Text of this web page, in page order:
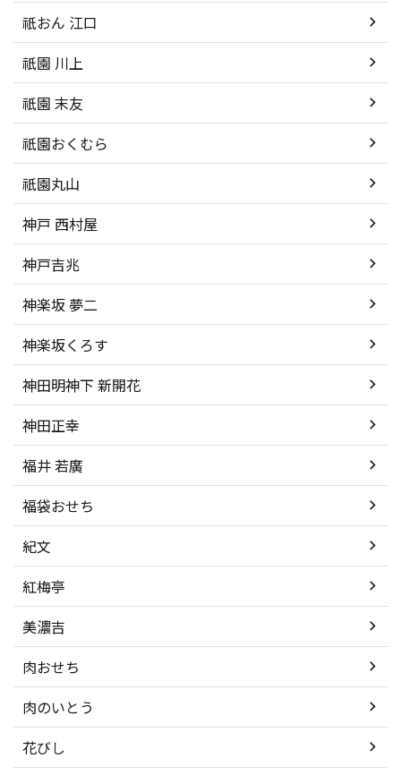
祇おん 江口
祇園 川上
祇園 末友
祇園おくむら
祇園丸山
神戸 西村屋
神戸吉兆
神楽坂 夢二
神楽坂くろす
神田明神下 新開花
神田正幸
福井 若廣
福袋おせち
紀文
紅梅亭
美濃吉
肉おせち
肉のいとう
花びし